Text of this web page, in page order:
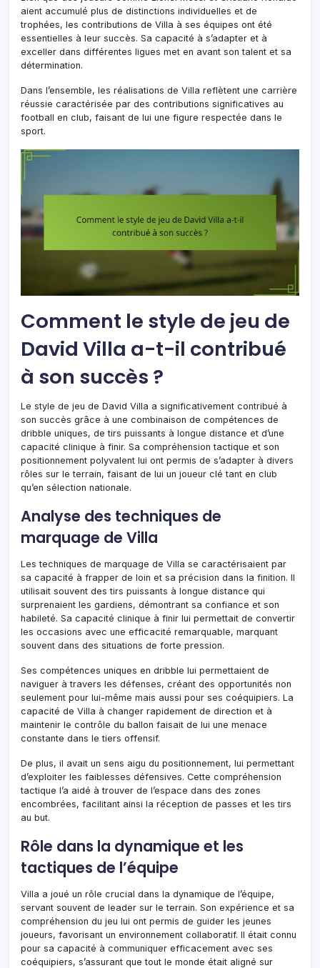
aient accumulé plus de distinctions individuelles et de
trophées, les contributions de Villa à ses équipes ont été
essentielles à leur succès. Sa capacité à s’adapter et à
exceller dans différentes ligues met en avant son talent et sa
détermination.
Dans l’ensemble, les réalisations de Villa reflètent une carrière
réussie caractérisée par des contributions significatives au
football en club, faisant de lui une figure respectée dans le
sport.
Comment le style de jeu de
David Villa a-t-il contribué
à son succès ?
Le style de jeu de David Villa a significativement contribué à
son succès grâce à une combinaison de compétences de
dribble uniques, de tirs puissants à longue distance et d’une
capacité clinique à finir. Sa compréhension tactique et son
positionnement polyvalent lui ont permis de s’adapter à divers
rôles sur le terrain, faisant de lui un joueur clé tant en club
qu’en sélection nationale.
Analyse des techniques de
marquage de Villa
Les techniques de marquage de Villa se caractérisaient par
sa capacité à frapper de loin et sa précision dans la finition. Il
utilisait souvent des tirs puissants à longue distance qui
surprenaient les gardiens, démontrant sa confiance et son
habileté. Sa capacité clinique à finir lui permettait de convertir
les occasions avec une efficacité remarquable, marquant
souvent dans des situations de forte pression.
Ses compétences uniques en dribble lui permettaient de
naviguer à travers les défenses, créant des opportunités non
seulement pour lui-même mais aussi pour ses coéquipiers. La
capacité de Villa à changer rapidement de direction et à
maintenir le contrôle du ballon faisait de lui une menace
constante dans le tiers offensif.
De plus, il avait un sens aigu du positionnement, lui permettant
d’exploiter les faiblesses défensives. Cette compréhension
tactique l’a aidé à trouver de l’espace dans des zones
encombrées, facilitant ainsi la réception de passes et les tirs
au but.
Rôle dans la dynamique et les
tactiques de l’équipe
Villa a joué un rôle crucial dans la dynamique de l’équipe,
servant souvent de leader sur le terrain. Son expérience et sa
compréhension du jeu lui ont permis de guider les jeunes
joueurs, favorisant un environnement collaboratif. Il était connu
pour sa capacité à communiquer efficacement avec ses
coéquipiers, s’assurant que tout le monde était aligné sur